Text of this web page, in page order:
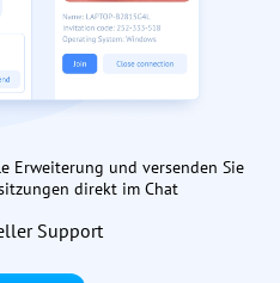
Erweiterung und versenden Sie
direkt im Chat
Support